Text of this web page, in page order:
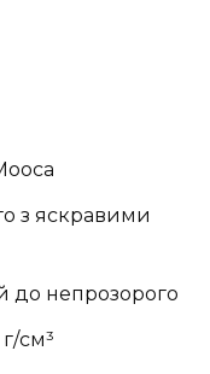
з яскравими
до непрозорого
см³